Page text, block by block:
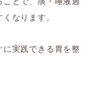
なります。
実践できる胃を整